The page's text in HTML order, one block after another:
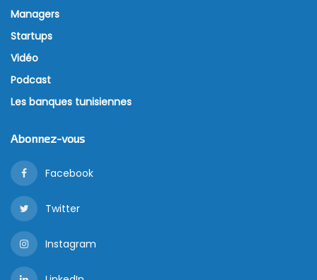
Managers
Startups
Vidéo
Podcast
Les banques tunisiennes
Abonnez-vous
Facebook
Twitter
Instagram